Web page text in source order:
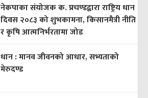
नेकपाका संयोजक क. प्रचण्डद्वारा राष्ट्रिय धान
दिवस २०८३ को शुभकामना, किसानमैत्री नीति
र कृषि आत्मनिर्भरतामा जोड
धान : मानव जीवनको आधार, सभ्यताको
मेरुदण्ड